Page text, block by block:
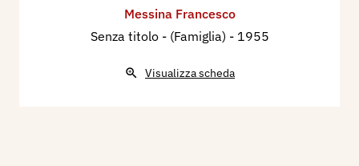
Messina Francesco
Senza titolo - (Famiglia) - 1955
Visualizza scheda